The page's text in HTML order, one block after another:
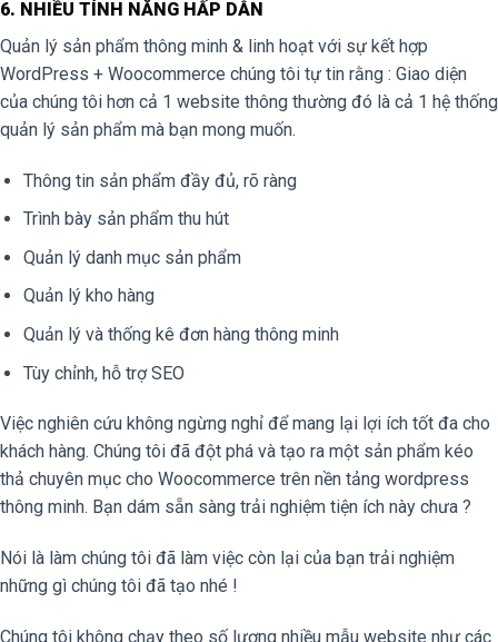
6. NHIỀU TÍNH NĂNG HẤP DẪN
Quản lý sản phẩm thông minh & linh hoạt với sự kết hợp
WordPress + Woocommerce chúng tôi tự tin rằng : Giao diện
của chúng tôi hơn cả 1 website thông thường đó là cả 1 hệ thống
quản lý sản phẩm mà bạn mong muốn.
Thông tin sản phẩm đầy đủ, rõ ràng
Trình bày sản phẩm thu hút
Quản lý danh mục sản phẩm
Quản lý kho hàng
Quản lý và thống kê đơn hàng thông minh
Tùy chỉnh, hỗ trợ SEO
Việc nghiên cứu không ngừng nghỉ để mang lại lợi ích tốt đa cho
khách hàng. Chúng tôi đã đột phá và tạo ra một sản phẩm kéo
thả chuyên mục cho Woocommerce trên nền tảng wordpress
thông minh. Bạn dám sẵn sàng trải nghiệm tiện ích này chưa ?
Nói là làm chúng tôi đã làm việc còn lại của bạn trải nghiệm
những gì chúng tôi đã tạo nhé !
Chúng tôi không chạy theo số lượng nhiều mẫu website như các